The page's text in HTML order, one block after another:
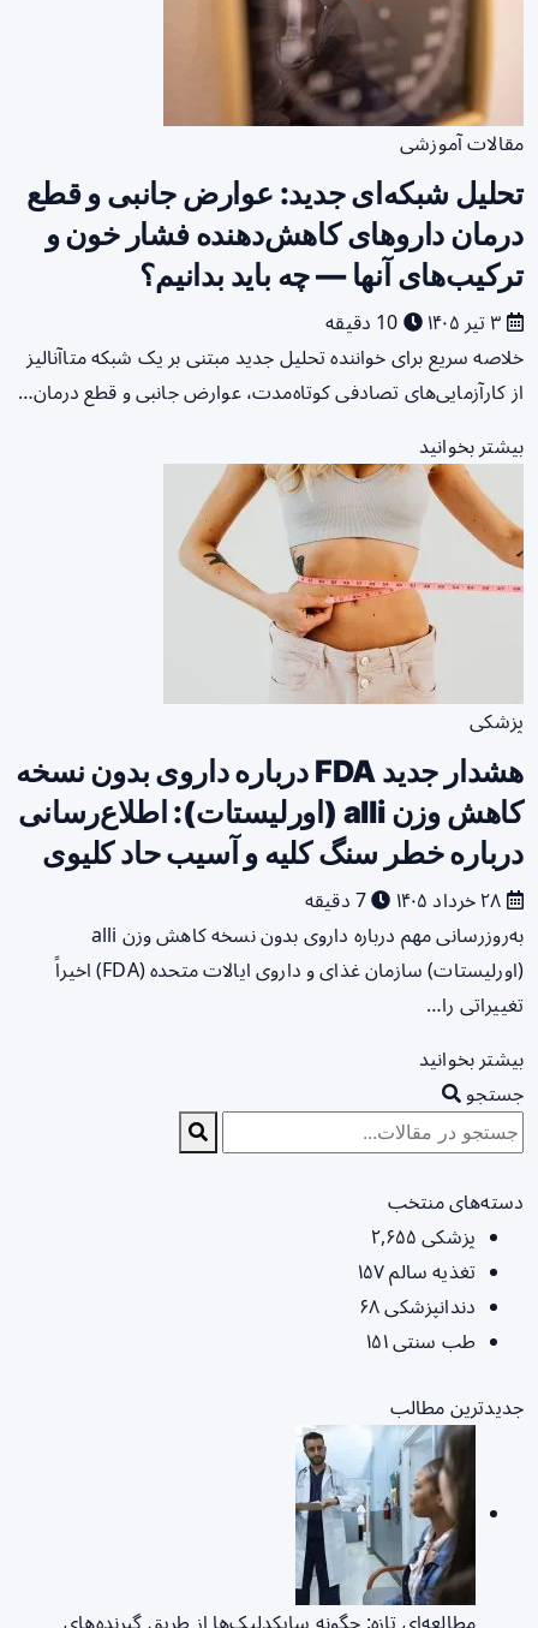
مقالات آموزشی
تحلیل شبکه‌ای جدید: عوارض جانبی و قطع
درمان داروهای کاهش‌دهنده فشار خون و
ترکیب‌های آنها — چه باید بدانیم؟
خلاصه سریع برای خواننده تحلیل جدید مبتنی بر یک شبکه متاآنالیز
از کارآزمایی‌های تصادفی کوتاه‌مدت، عوارض جانبی و قطع درمان…
بیشتر بخوانید
پزشکی
هشدار جدید FDA درباره داروی بدون نسخه
کاهش وزن alli (اورلیستات): اطلاع‌رسانی
درباره خطر سنگ کلیه و آسیب حاد کلیوی
7 دقیقه
به‌روزرسانی مهم درباره داروی بدون نسخه کاهش وزن alli
(اورلیستات) سازمان غذای و داروی ایالات متحده (FDA) اخیراً
تغییراتی را…
بیشتر بخوانید
جستجو
دسته‌های منتخب
پزشکی ۲,۶۵۵
تغذیه سالم۱۵۷
دندانپزشکی۶۸
طب سنتی۱۵۱
جدیدترین مطالب
مطالعه‌ای تازه: چگونه سایکدلیک‌ها از طریق گیرنده‌های